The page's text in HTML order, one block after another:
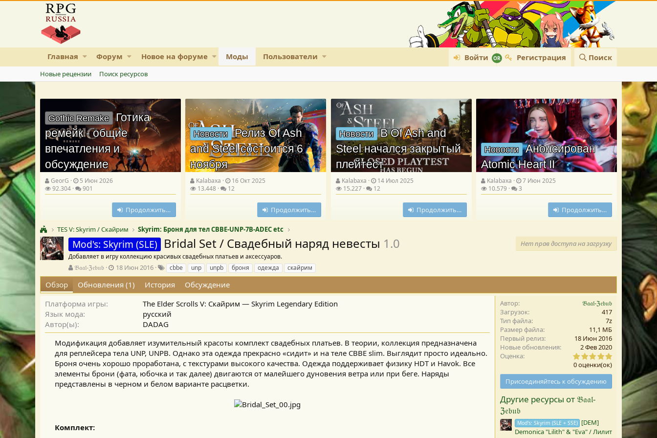
Главная Форум Новое на форуме Моды Пользователи Войти Регистрация Поиск
Новые рецензии Поиск ресурсов
Gothic Remake Готика
ремейк - общие
впечатления и
обсуждение
GeorG
5 Июн 2026
92.304
901
Продолжить…
Новости Релиз Of Ash
and Steel состоится 6
ноября
Kalabaxa
16 Окт 2025
13.448
12
Продолжить…
Новости В Of Ash and
Steel начался закрытый
плейтест
Kalabaxa
14 Июл 2025
15.227
12
Продолжить…
Новости Анонсирован
Atomic Heart II
Kalabaxa
7 Июн 2025
10.579
3
Продолжить…
TES V: Skyrim / Скайрим Skyrim: Броня для тел CBBE-UNP-7B-ADEC etc
Mod's: Skyrim (SLE) Bridal Set / Свадебный наряд невесты 1.0 Нет прав доступа на загрузку
Добавляет в игру коллекцию красивых свадебных платьев и аксессуаров.
А
в
о
р
𝔅𝔞𝔞𝔩-ℨ𝔢𝔟𝔲𝔟
Д
а
т
а
н
и
я
18 Июн 2016
е
г
и
cbbe unp unpb броня одежда скайрим
Обзор Обновления (1) История
Обсуждение
Платформа игры
The Elder Scrolls V: Скайрим — Skyrim Legendary Edition
Язык мода
русский
Автор(ы)
DADAG
Модификация добавляет изумительный красоты комплект свадебных платьев. В теории, коллекция предназначена
для реплейсера тела UNP, UNPB. Однако эта одежда прекрасно «сидит» и на теле CBBE slim. Выглядит просто идеально.
Броня очень хорошо проработана, с текстурами высокого качества. Одежда поддерживает физику HDT и Havok. Все
элементы брони (фата, юбочка и так далее) двигаются от малейшего дуновения ветра или при беге. Наряды
представлены в черном и белом варианте расцветки.​
Комплект:
Автор
𝔅𝔞𝔞𝔩-ℨ𝔢𝔟𝔲𝔟
Загрузок
417
Тип файла
7z
Размер файла
11,1 MБ
Первый релиз
18 Июн 2016
Новые обновления
2 Фев 2020
Оценка
0
,
0
з
(
0 оценки(ок)
Присоединяйтесь к обсуждению
Другие ресурсы от 𝔅𝔞𝔞𝔩-
ℨ𝔢𝔟𝔲𝔟
Mod's: Skyrim (SLE + SSE) [DEM]
Demonica "Lilith" & "Eva" / Лилит